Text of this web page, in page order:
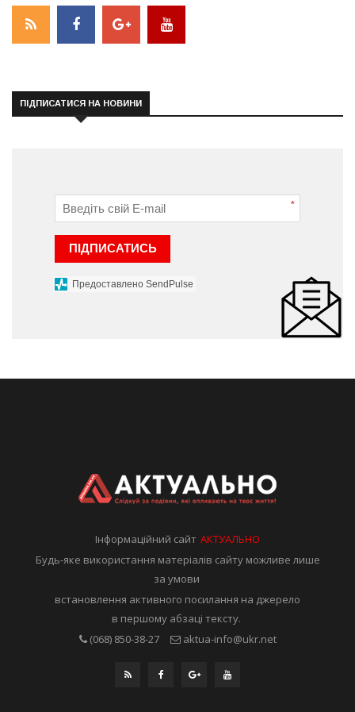
ПІДПИСАТИСЯ НА НОВИНИ
*
ПІДПИСАТИСЬ
Предоставлено SendPulse
Інформаційний сайтАКТУАЛЬНО
Будь-яке використання матеріалів сайту можливе лише
за умови
встановлення активного посилання на джерело
в першому абзаці тексту.
(068) 850-38-27
aktua-info@ukr.net